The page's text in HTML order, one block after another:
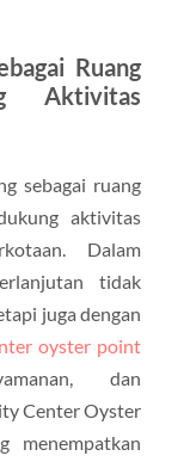
Ruang
Aktivitas
sebagai ruang
aktivitas
Dalam
tidak
juga dengan
oyster point
dan
Center Oyster
menempatkan